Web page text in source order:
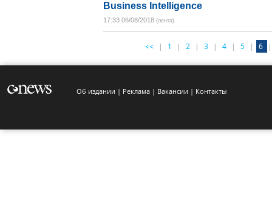
Business Intelligence
17:33 06/08/2018 (лента)
<< | 1 | 2 | 3 | 4 | 5 | 6 |
Об издании Реклама Вакансии Контакты